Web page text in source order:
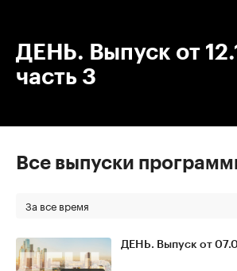
ДЕНЬ. Выпуск от
часть 3
Все выпуски
За все время
ДЕНЬ. Выпуск от